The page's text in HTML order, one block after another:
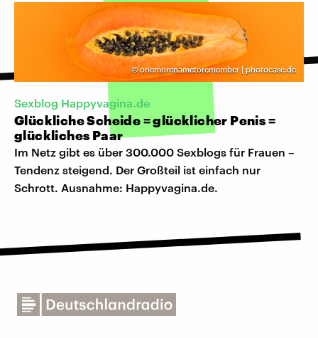
©onemorenametoremember | photocase.de
Sexblog Happyvagina.de
Glückliche Scheide = glücklicher Penis =
glückliches Paar
Im Netz gibt es über 300.000 Sexblogs für Frauen –
Tendenz steigend. Der Großteil ist einfach nur
Schrott. Ausnahme: Happyvagina.de.